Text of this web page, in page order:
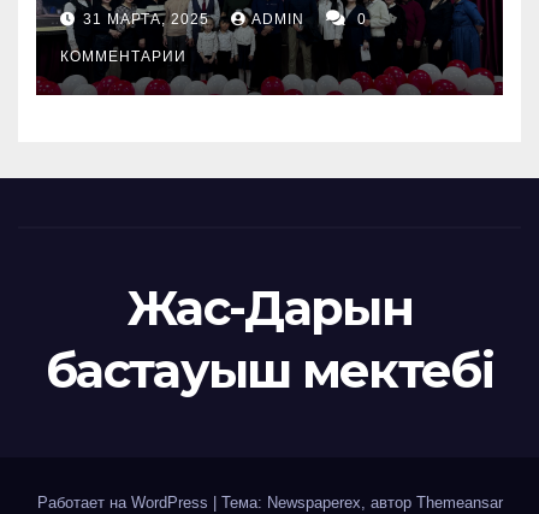
31 МАРТА, 2025 ADMIN 0
КОММЕНТАРИИ
Жас-Дарын
бастауыш мектебі
Работает на WordPress Тема: Newspaperex, автор Themeansar